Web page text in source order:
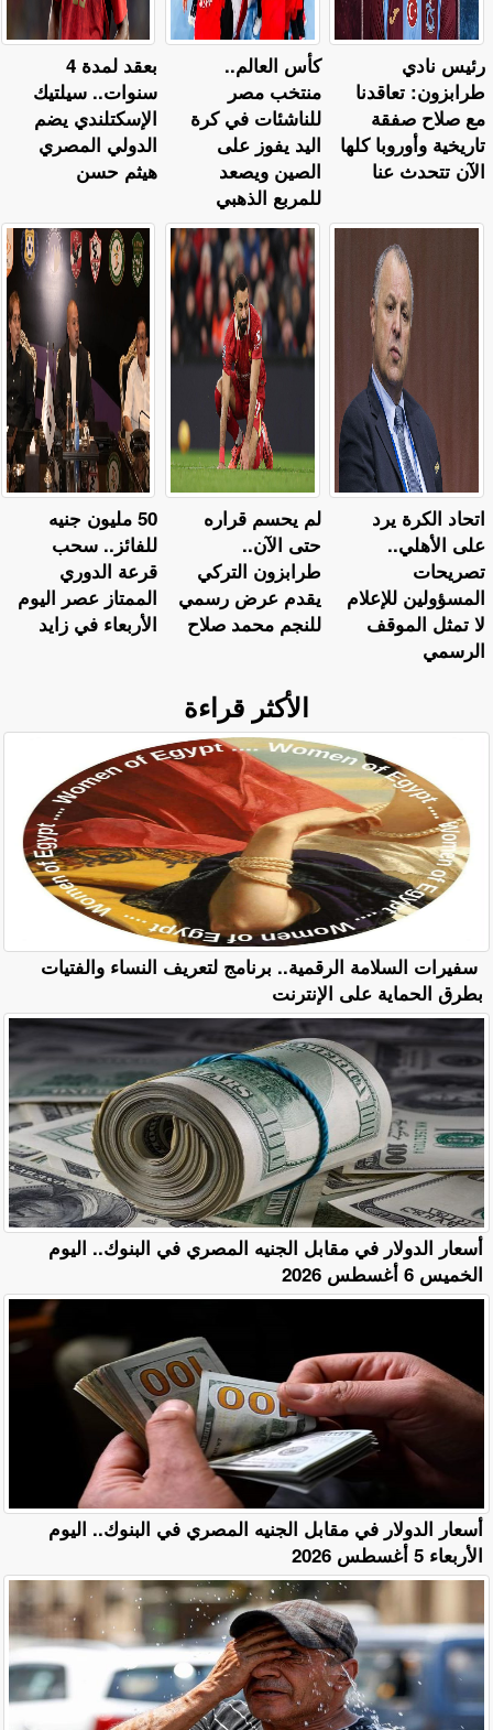
بعقد لمدة 4
سنوات.. سيلتيك
الإسكتلندي يضم
الدولي المصري
هيثم حسن
كأس العالم..
منتخب مصر
للناشئات في كرة
اليد يفوز على
الصين ويصعد
للمربع الذهبي
رئيس نادي
طرابزون: تعاقدنا
مع صلاح صفقة
تاريخية وأوروبا كلها
الآن تتحدث عنا
50 مليون جنيه
للفائز.. سحب
قرعة الدوري
الممتاز عصر اليوم
الأربعاء في زايد
لم يحسم قراره
حتى الآن..
طرابزون التركي
يقدم عرض رسمي
للنجم محمد صلاح
اتحاد الكرة يرد
على الأهلي..
تصريحات
المسؤولين للإعلام
لا تمثل الموقف
الرسمي
الأكثر قراءة
سفيرات السلامة الرقمية.. برنامج لتعريف النساء والفتيات
بطرق الحماية على الإنترنت
أسعار الدولار في مقابل الجنيه المصري في البنوك.. اليوم
الخميس 6 أغسطس 2026
أسعار الدولار في مقابل الجنيه المصري في البنوك.. اليوم
الأربعاء 5 أغسطس 2026